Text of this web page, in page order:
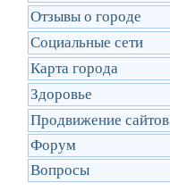
Отзывы о городе
Социальные сети
Карта города
Здоровье
Продвижение сайтов
Форум
Вопросы